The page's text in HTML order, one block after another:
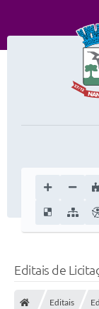
Editais de
Editais